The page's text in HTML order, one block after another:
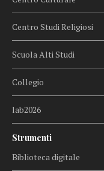
Centro Studi Religiosi
Scuola Alti Studi
Collegio
lab2026
Strumenti
Biblioteca digitale